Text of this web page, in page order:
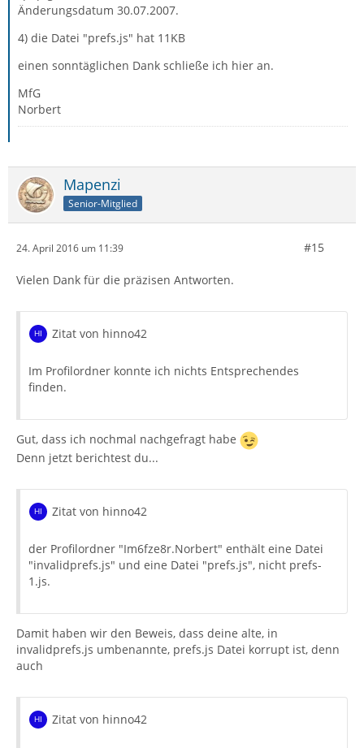
Änderungsdatum 30.07.2007.
4) die Datei "prefs.js" hat 11KB
einen sonntäglichen Dank schließe ich hier an.
MfG
Norbert
Mapenzi
Senior-Mitglied
24. April 2016 um 11:39 #15
Vielen Dank für die präzisen Antworten.
Zitat von hinno42
Im Profilordner konnte ich nichts Entsprechendes
finden.
Gut, dass ich nochmal nachgefragt habe
Denn jetzt berichtest du...
Zitat von hinno42
der Profilordner "Im6fze8r.Norbert" enthält eine Datei
"invalidprefs.js" und eine Datei "prefs.js", nicht prefs-
1.js.
Damit haben wir den Beweis, dass deine alte, in
invalidprefs.js umbenannte, prefs.js Datei korrupt ist, denn
auch
Zitat von hinno42